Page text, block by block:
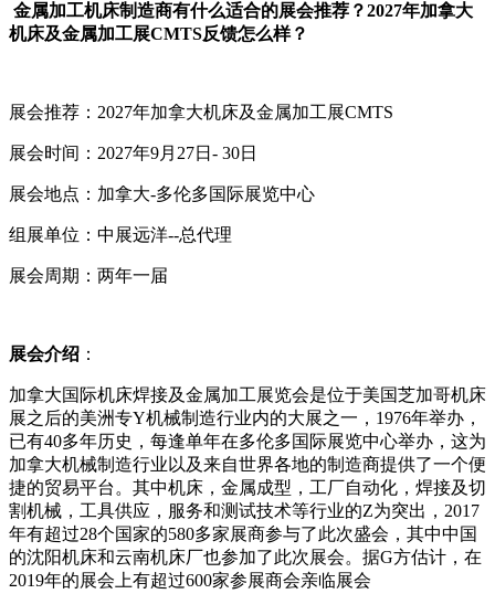
金属加工机床制造商有什么适合的展会推荐？2027年加拿大
机床及金属加工展CMTS反馈怎么样？
展会推荐：2027年加拿大机床及金属加工展CMTS
展会时间：2027年9月27日- 30日
展会地点：加拿大-多伦多国际展览中心
组展单位：中展远洋--总代理
展会周期：两年一届
展会介绍 ：
加拿大国际机床焊接及金属加工展览会是位于美国芝加哥机床
展之后的美洲专Y机械制造行业内的大展之一，1976年举办，
已有40多年历史，每逢单年在多伦多国际展览中心举办，这为
加拿大机械制造行业以及来自世界各地的制造商提供了一个便
捷的贸易平台。其中机床，金属成型，工厂自动化，焊接及切
割机械，工具供应，服务和测试技术等行业的Z为突出，2017
年有超过28个国家的580多家展商参与了此次盛会，其中中国
的沈阳机床和云南机床厂也参加了此次展会。据G方估计，在
2019年的展会上有超过600家参展商会亲临展会